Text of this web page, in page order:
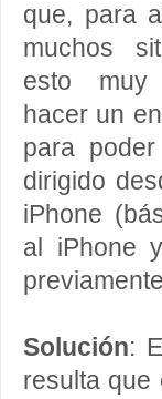
que, para
muchos
esto muy
hacer un
para
dirigido
iPhone
al iPhone
Solución:
resulta que